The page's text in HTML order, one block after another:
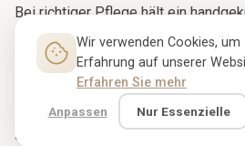
Bei richtiger Pflege hält ein
Teppich Generationen — die
dieser Kollektion sind bereits 60
ohne Bürstenaufsatz absaugen,
Monate drehen, ihn vor längerer
Sonneneinstrahlung schützen und
Wir verwenden Cookies, um
Erfahrung auf unserer
Erfahren Sie mehr
Anpassen Nur Essenzielle